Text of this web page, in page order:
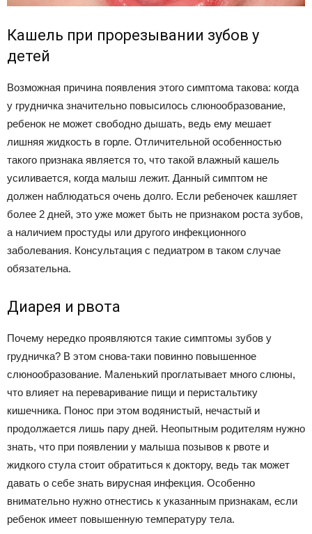
Кашель при прорезывании зубов у
детей
Возможная причина появления этого симптома такова: когда
у грудничка значительно повысилось слюнообразование,
ребенок не может свободно дышать, ведь ему мешает
лишняя жидкость в горле. Отличительной особенностью
такого признака является то, что такой влажный кашель
усиливается, когда малыш лежит. Данный симптом не
должен наблюдаться очень долго. Если ребеночек кашляет
более 2 дней, это уже может быть не признаком роста зубов,
а наличием простуды или другого инфекционного
заболевания. Консультация с педиатром в таком случае
обязательна.
Диарея и рвота
Почему нередко проявляются такие симптомы зубов у
грудничка? В этом снова-таки повинно повышенное
слюнообразование. Маленький проглатывает много слюны,
что влияет на переваривание пищи и перистальтику
кишечника. Понос при этом водянистый, нечастый и
продолжается лишь пару дней. Неопытным родителям нужно
знать, что при появлении у малыша позывов к рвоте и
жидкого стула стоит обратиться к доктору, ведь так может
давать о себе знать вирусная инфекция. Особенно
внимательно нужно отнестись к указанным признакам, если
ребенок имеет повышенную температуру тела.